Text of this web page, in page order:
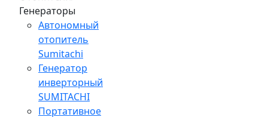
Генераторы
Автономный
отопитель
Sumitachi
Генератор
инверторный
SUMITACHI
Портативное